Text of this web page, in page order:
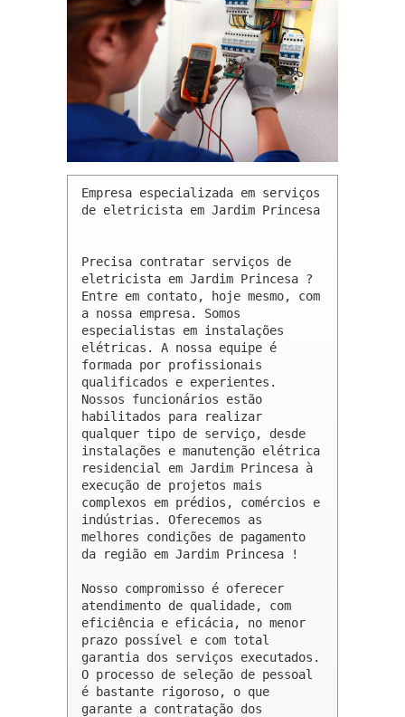
Empresa especializada em serviços
de eletricista em Jardim Princesa
Precisa contratar serviços de
eletricista em Jardim Princesa ?
Entre em contato, hoje mesmo, com
a nossa empresa. Somos
especialistas em instalações
elétricas. A nossa equipe é
formada por profissionais
qualificados e experientes.
Nossos funcionários estão
habilitados para realizar
qualquer tipo de serviço, desde
instalações e manutenção elétrica
residencial em Jardim Princesa à
execução de projetos mais
complexos em prédios, comércios e
indústrias. Oferecemos as
melhores condições de pagamento
da região em Jardim Princesa !
Nosso compromisso é oferecer
atendimento de qualidade, com
eficiência e eficácia, no menor
prazo possível e com total
garantia dos serviços executados.
O processo de seleção de pessoal
é bastante rigoroso, o que
garante a contratação dos